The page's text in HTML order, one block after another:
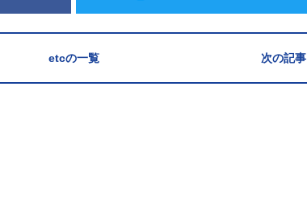
etcの一覧 次の記事